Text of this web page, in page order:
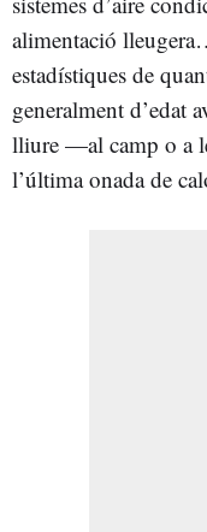
alimentació
estadístiques de
generalment d’edat
lliure —al camp o a
l’última onada de